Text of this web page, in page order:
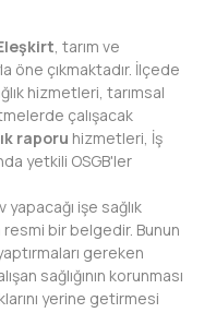
, tarım ve
öne çıkmaktadır. İlçede
hizmetleri, tarımsal
çalışacak
raporu hizmetleri, İş
yetkili OSGB'ler
yapacağı işe sağlık
bir belgedir. Bunun
gereken
sağlığının korunması
yerine getirmesi